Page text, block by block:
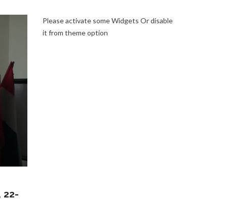
22-
Please activate some Widgets Or disable
it from theme option